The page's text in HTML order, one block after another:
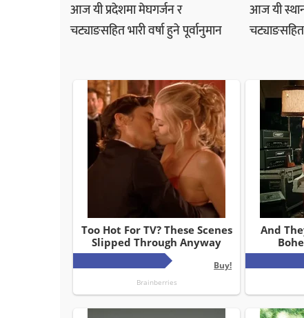
आज यी प्रदेशमा मेघगर्जन र
चट्याङसहित भारी वर्षा हुने पूर्वानुमान
आज यी
चट्याङसहित